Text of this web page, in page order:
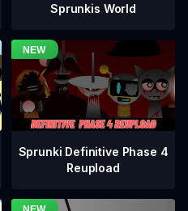
Sprunkis World
Sprunki Definitive Phase 4
Reupload